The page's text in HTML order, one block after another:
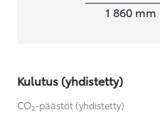
1 860 mm
Kulutus (yhdistetty)
CO₂-päästöt (yhdistetty)